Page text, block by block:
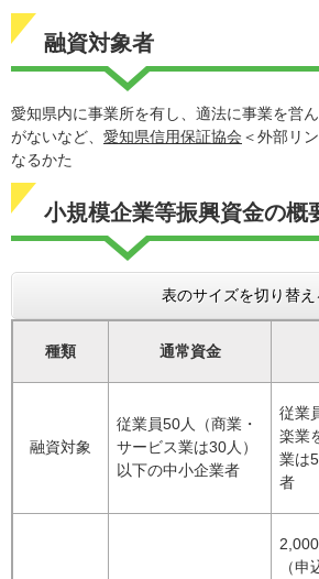
融資対象者
愛知県内に事業所を有し、適法に事業を営
がないなど、 愛知県信用保証協会 ＜外部リ
なるかた
小規模企業等振興資金の概
表のサイズを切り替え
種類 通常資金
融資対象
従業員50人（商業・
サービス業は30人）
以下の中小企業者
従業
楽業
業は
者
（